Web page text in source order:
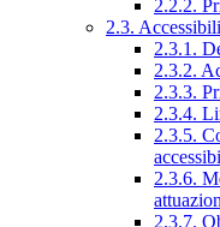
2.2.2.
2.3.
2.3.1.
2.3.2.
2.3.3.
2.3.4.
2.3.5.
2.3.6.
2.3.7.